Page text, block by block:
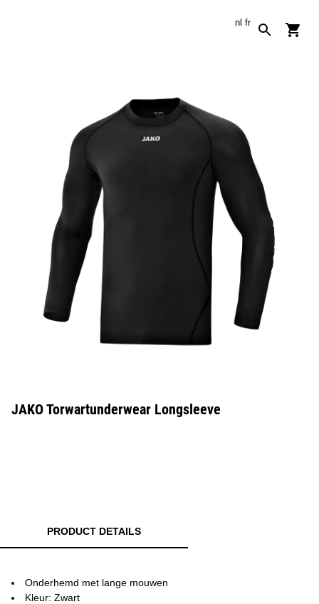
nl fr
JAKO Torwartunderwear Longsleeve
PRODUCT DETAILS
Onderhemd met lange mouwen
Kleur: Zwart